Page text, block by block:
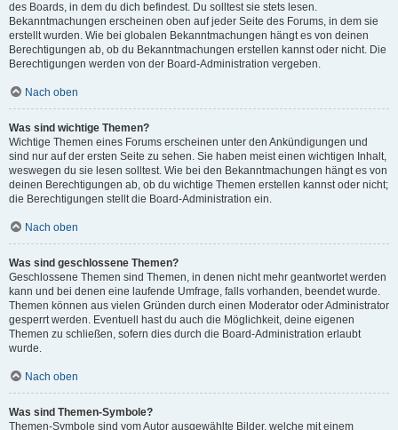
des Boards, in dem du dich befindest. Du solltest sie stets lesen.
Bekanntmachungen erscheinen oben auf jeder Seite des Forums, in dem sie
erstellt wurden. Wie bei globalen Bekanntmachungen hängt es von deinen
Berechtigungen ab, ob du Bekanntmachungen erstellen kannst oder nicht. Die
Berechtigungen werden von der Board-Administration vergeben.
Nach oben
Was sind wichtige Themen?
Wichtige Themen eines Forums erscheinen unter den Ankündigungen und
sind nur auf der ersten Seite zu sehen. Sie haben meist einen wichtigen Inhalt,
weswegen du sie lesen solltest. Wie bei den Bekanntmachungen hängt es von
deinen Berechtigungen ab, ob du wichtige Themen erstellen kannst oder nicht;
die Berechtigungen stellt die Board-Administration ein.
Nach oben
Was sind geschlossene Themen?
Geschlossene Themen sind Themen, in denen nicht mehr geantwortet werden
kann und bei denen eine laufende Umfrage, falls vorhanden, beendet wurde.
Themen können aus vielen Gründen durch einen Moderator oder Administrator
gesperrt werden. Eventuell hast du auch die Möglichkeit, deine eigenen
Themen zu schließen, sofern dies durch die Board-Administration erlaubt
wurde.
Nach oben
Was sind Themen-Symbole?
Themen-Symbole sind vom Autor ausgewählte Bilder, welche mit einem